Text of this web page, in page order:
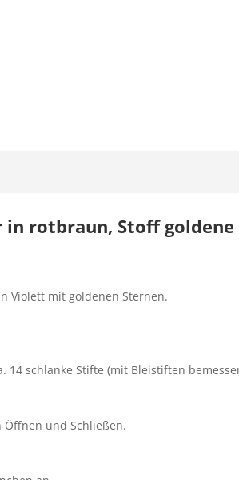
in rotbraun, Stoff
Violett mit goldenen Sternen.
14 schlanke Stifte (mit Bleistiften
und Schließen.